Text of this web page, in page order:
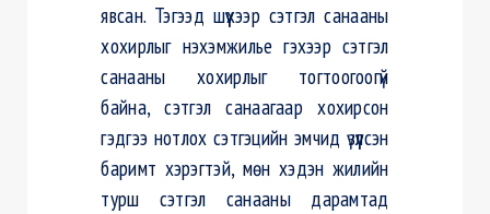
явсан. Тэгээд шүүхээр сэтгэл санааны
хохирлыг нэхэмжилье гэхээр сэтгэл
санааны хохирлыг тогтоогоогүй
байна, сэтгэл санаагаар хохирсон
гэдгээ нотлох сэтгэцийн эмчид үзүүлсэн
баримт хэрэгтэй, мөн хэдэн жилийн
турш сэтгэл санааны дарамтад